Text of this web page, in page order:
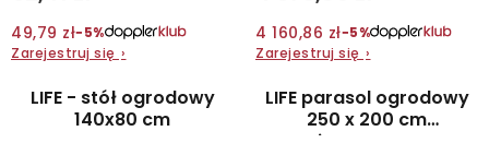
49,79 zł−5%
Zarejestruj się ›
4 160,86 zł−5%
Zarejestruj się ›
LIFE - stół ogrodowy
140x80 cm
LIFE parasol ogrodowy
250 x 200 cm
jasnoszary